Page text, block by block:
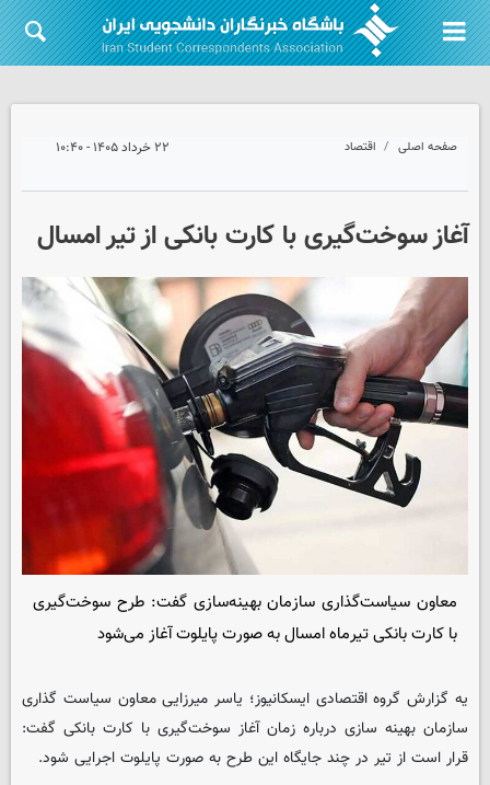
صفحه اصلی اقتصاد ۲۲ خرداد ۱۴۰۵ - ۱۰:۴۰
آغاز سوخت‌گیری با کارت بانکی از تیر امسال
معاون سیاست‌گذاری سازمان بهینه‌سازی گفت: طرح سوخت‌گیری
با کارت بانکی تیرماه امسال به صورت پایلوت آغاز می‌شود
یه گزارش گروه اقتصادی ایسکانیوز؛ یاسر میرزایی معاون سیاست گذاری
سازمان بهینه سازی درباره زمان آغاز سوخت‌گیری با کارت بانکی گفت:
قرار است از تیر در چند جایگاه این طرح به صورت پایلوت اجرایی شود.